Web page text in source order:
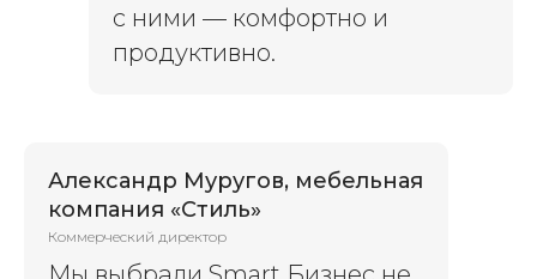
с ними — комфортно и
продуктивно.
Александр Муругов, мебельная
компания «Стиль»
Коммерческий директор